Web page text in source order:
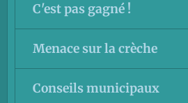
C'est pas gagné !
Menace sur la crèche
Conseils municipaux